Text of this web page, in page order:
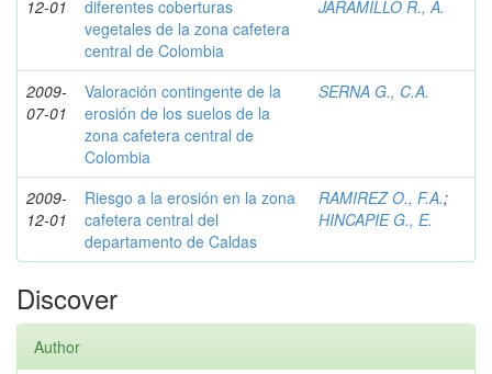
12-01
diferentes coberturas
vegetales de la zona cafetera
central de Colombia
JARAMILLO R., A.
2009-
07-01
Valoración contingente de la
erosión de los suelos de la
zona cafetera central de
Colombia
SERNA G., C.A.
2009-
12-01
Riesgo a la erosión en la zona
cafetera central del
departamento de Caldas
RAMIREZ O., F.A.;
HINCAPIE G., E.
Discover
Author